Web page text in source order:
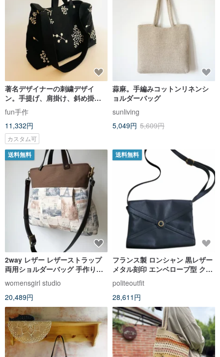
著名デザイナーの刺繍デザイ
ン。手提げ、肩掛け、斜め掛け
対応。内ポケット付き。
fun手作
11,332円
カスタム可
蒜麻。手編みコットンリネンシ
ョルダーバッグ
sunliving
5,049円 5,609円
送料無料
2way レザー レザーストラップ
両用ショルダーバッグ 手作りバ
ッグ ハンドバッグ ショルダーバ
ッグ マザーバッグ
womensgirl studio
20,489円
送料無料
フランス製 ロンシャン 黒レザー
メタル刻印 エンベロープ型 クラ
ッチバッグ ショルダーバッグ
politeoutfit
28,611円